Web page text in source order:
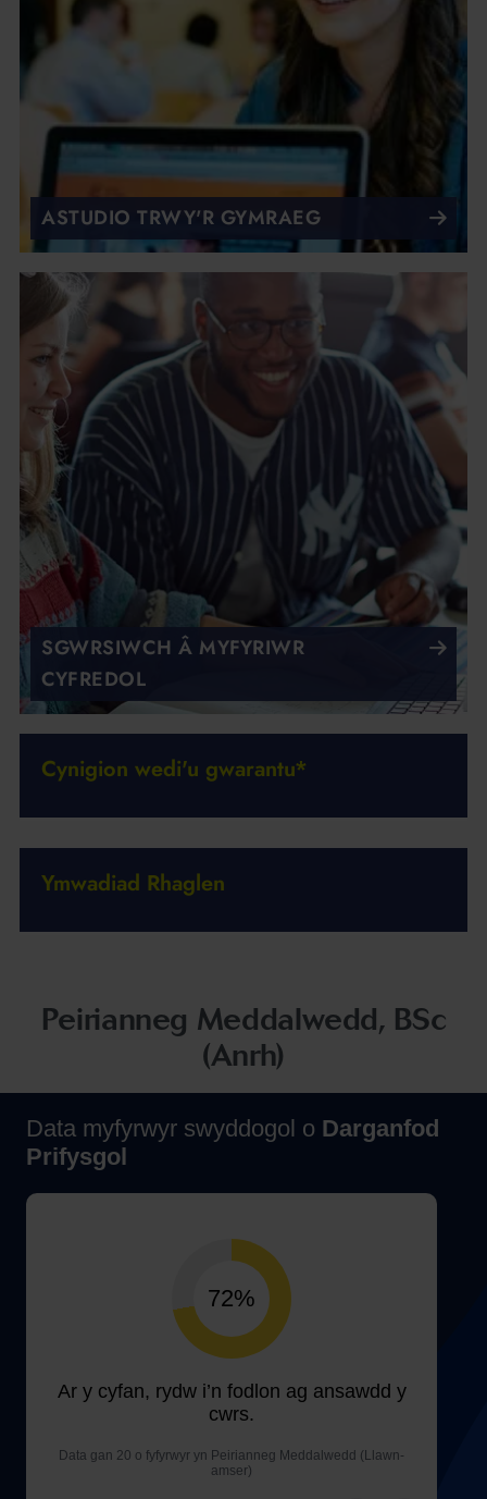
ASTUDIO TRWY'R GYMRAEG
SGWRSIWCH Â MYFYRIWR
CYFREDOL
Cynigion wedi'u gwarantu*
Ymwadiad Rhaglen
Peirianneg Meddalwedd, BSc
(Anrh)